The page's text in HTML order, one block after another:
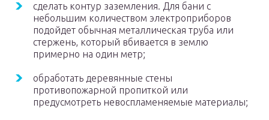
сделать контур заземления. Для бани с
небольшим количеством электроприборов
подойдет обычная металлическая труба или
стержень, который вбивается в землю
примерно на один метр;
обработать деревянные стены
противопожарной пропиткой или
предусмотреть невоспламеняемые материалы;